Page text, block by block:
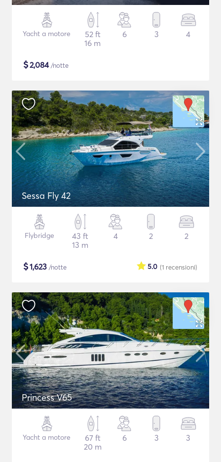
Yacht a motore
52 ft
16 m
6 3 4
$2,084/notte
Sessa Fly 42
Flybridge
43 ft
13 m
4 2 2
$1,623 /notte (1 recensioni)
5.0
Princess V65
Yacht a motore
67 ft
20 m
6 3 3